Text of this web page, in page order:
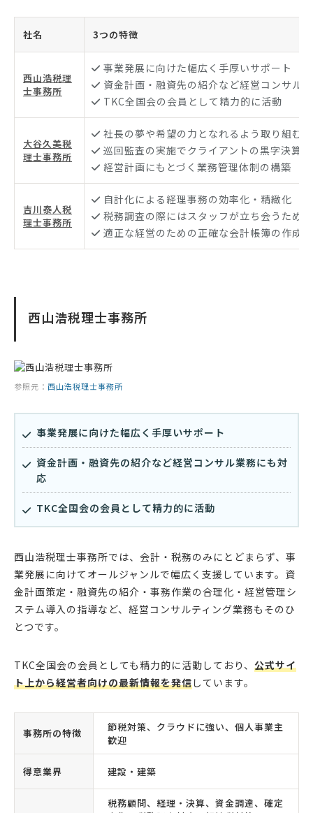
社名 3つの特徴
西山浩税理
士事務所
事業発展に向けた幅広く手厚いサポート
資金計画・融資先の紹介など経営コンサル
TKC全国会の会員として精力的に活動
大谷久美税
理士事務所
社長の夢や希望の力となれるよう取り組む
巡回監査の実施でクライアントの黒字決算
経営計画にもとづく業務管理体制の構築
吉川泰人税
理士事務所
自計化による経理事務の効率化・精緻化
税務調査の際にはスタッフが立ち会うため
適正な経営のための正確な会計帳簿の作成
西山浩税理士事務所
参照元： 西山浩税理士事務所
事業発展に向けた幅広く手厚いサポート
資金計画・融資先の紹介など経営コンサル業務にも対
応
TKC全国会の会員として精力的に活動
西山浩税理士事務所では、会計・税務のみにとどまらず、事
業発展に向けてオールジャンルで幅広く支援しています。資
金計画策定・融資先の紹介・事務作業の合理化・経営管理シ
ステム導入の指導など、経営コンサルティング業務もそのひ
とつです。
TKC全国会の会員としても精力的に活動しており、 公式サイ
ト上から経営者向けの最新情報を発信しています。
事務所の特徴
節税対策、クラウドに強い、個人事業主
歓迎
得意業界 建設・建築
税務顧問、経理・決算、資金調達、確定